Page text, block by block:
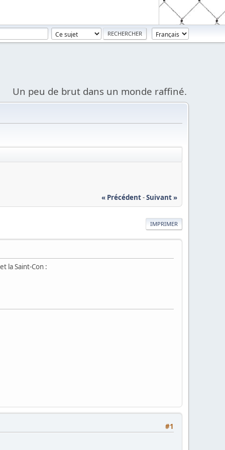
Un peu de brut dans un monde raffiné.
« Précédent-Suivant »
IMPRIMER
la Saint-Con :
#1